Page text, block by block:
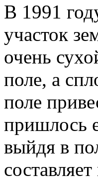
В 1991
участок
очень
поле, а
поле
пришлось
выйдя в